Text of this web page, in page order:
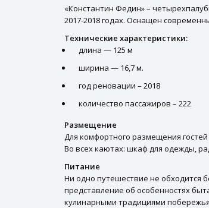
«Константин Федин» –
2017-2018 годах. Оснащен
Технические характеристики:
длина — 125 м
ширина — 16,7 м.
год реновации – 2018
количество пассажиров – 222
Размещение
Для комфортного размещения
Во всех каютах: шкаф для одежды,
Питание
Ни одно путешествие не обходится
представление об особенностях
кулинарными традициями